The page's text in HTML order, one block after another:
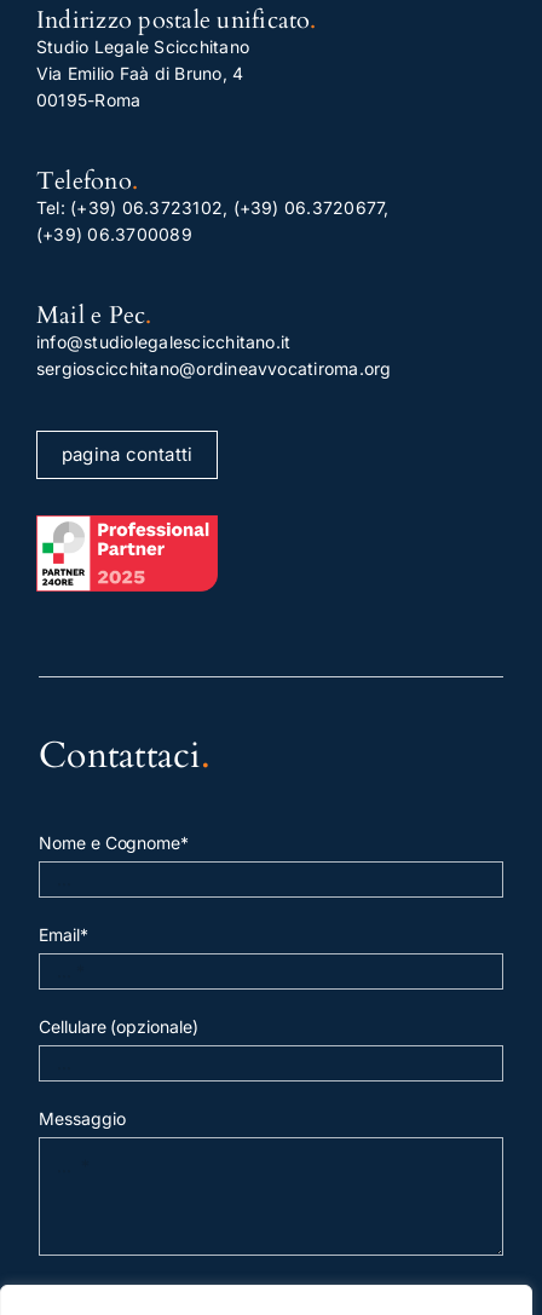
Indirizzo postale unificato.
Studio Legale Scicchitano
Via Emilio Faà di Bruno, 4
00195-Roma
Telefono.
Tel: (+39) 06.3723102, (+39) 06.3720677,
(+39) 06.3700089
Mail e Pec.
info@studiolegalescicchitano.it
sergioscicchitano@ordineavvocatiroma.org
pagina contatti
Contattaci.
Nome e Cognome*
Email*
Cellulare (opzionale)
Messaggio